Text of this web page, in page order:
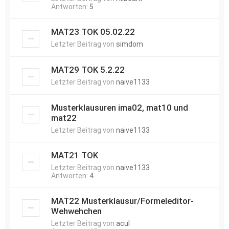
Antworten: 5
MAT23 TOK 05.02.22
Letzter Beitrag von simdom
MAT29 TOK 5.2.22
Letzter Beitrag von naive1133
Musterklausuren ima02, mat10 und
mat22
Letzter Beitrag von naive1133
MAT21 TOK
Letzter Beitrag von naive1133
Antworten: 4
MAT22 Musterklausur/Formeleditor-
Wehwehchen
Letzter Beitrag von acul